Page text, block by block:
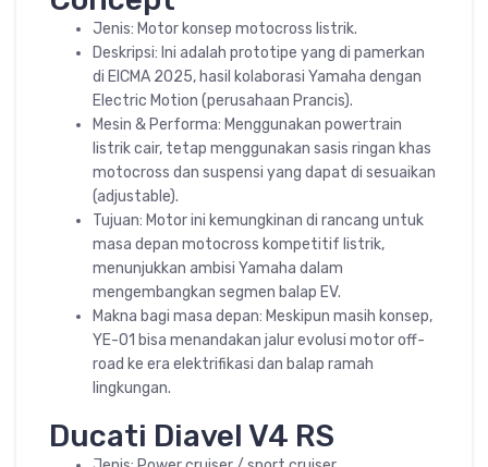
Jenis: Motor konsep motocross listrik.
Deskripsi: Ini adalah prototipe yang di pamerkan
di EICMA 2025, hasil kolaborasi Yamaha dengan
Electric Motion (perusahaan Prancis).
Mesin & Performa: Menggunakan powertrain
listrik cair, tetap menggunakan sasis ringan khas
motocross dan suspensi yang dapat di sesuaikan
(adjustable).
Tujuan: Motor ini kemungkinan di rancang untuk
masa depan motocross kompetitif listrik,
menunjukkan ambisi Yamaha dalam
mengembangkan segmen balap EV.
Makna bagi masa depan: Meskipun masih konsep,
YE-01 bisa menandakan jalur evolusi motor off-
road ke era elektrifikasi dan balap ramah
lingkungan.
Ducati Diavel V4 RS